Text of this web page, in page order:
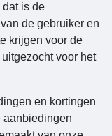
dat is de
de gebruiker en
krijgen voor de
voor het
en kortingen
aanbiedingen